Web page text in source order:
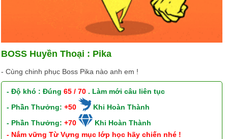
BOSS Huyền Thoại : Pika
- Cùng chinh phục Boss Pika nào anh em !
- Độ khó : Đúng65 / 70 . Làm mới câu liên tục
- Phần Thưởng:+50
Khi Hoàn Thành
- Phần Thưởng:+70
Khi Hoàn Thành
- Nắm vững Từ Vựng mục lớp học hãy chiến nhé !